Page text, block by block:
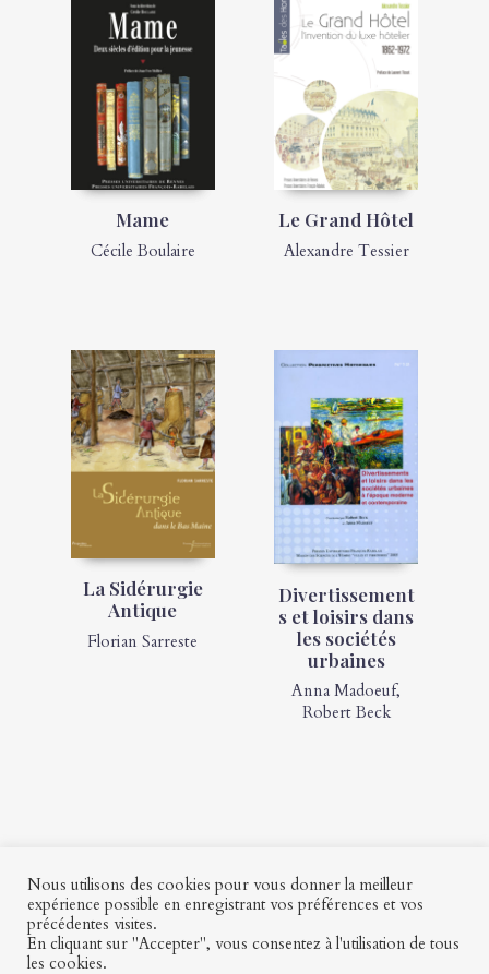
Mame
Cécile Boulaire
Le Grand Hôtel
Alexandre Tessier
La Sidérurgie
Antique
Florian Sarreste
Divertissement
s et loisirs dans
les sociétés
urbaines
Anna Madoeuf,
Robert Beck
Contact Mon profil
Nous utilisons des cookies pour vous donner la meilleur
expérience possible en enregistrant vos préférences et vos
précédentes visites.
En cliquant sur "Accepter", vous consentez à l'utilisation de tous
les cookies.